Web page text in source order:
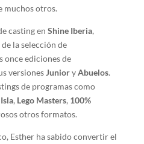
muchos otros.
casting en Shine Iberia,
la selección de
once ediciones de
versiones JunioryAbuelos.
de programas como
, Lego Masters, 100%
otros formatos.
Esther ha sabido convertir el